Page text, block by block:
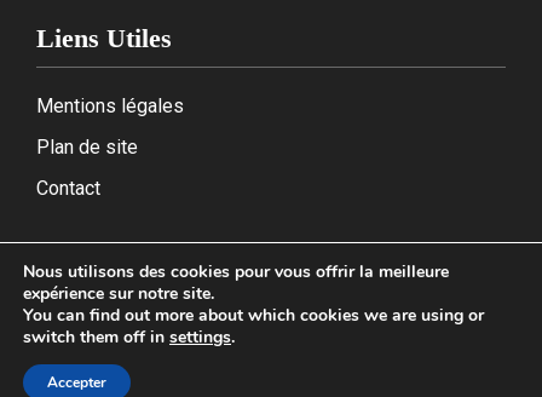
Liens Utiles
Mentions légales
Plan de site
Contact
2026
Nous utilisons des cookies pour vous offrir la meilleure
expérience sur notre site.
You can find out more about which cookies we are using or
switch them off in settings.
Accepter